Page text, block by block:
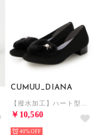
CUMUU_DIANA
￥10,560
40%